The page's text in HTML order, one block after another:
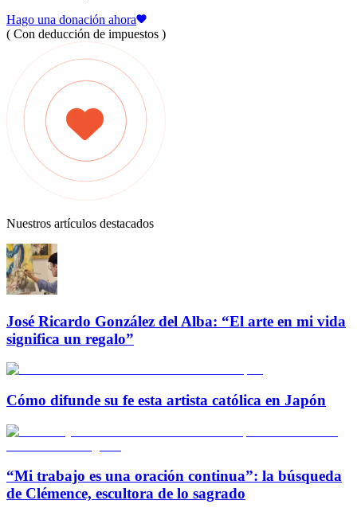
Hago una donación ahora
( Con deducción de impuestos )
Nuestros artículos destacados
José Ricardo González del Alba: “El arte en mi vida
significa un regalo”
Cómo difunde su fe esta artista católica en Japón
“Mi trabajo es una oración continua”: la búsqueda
de Clémence, escultora de lo sagrado